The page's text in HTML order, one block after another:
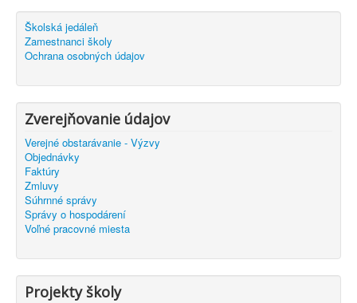
Školská jedáleň
Zamestnanci školy
Ochrana osobných údajov
Zverejňovanie údajov
Verejné obstarávanie - Výzvy
Objednávky
Faktúry
Zmluvy
Súhrnné správy
Správy o hospodárení
Voľné pracovné miesta
Projekty školy